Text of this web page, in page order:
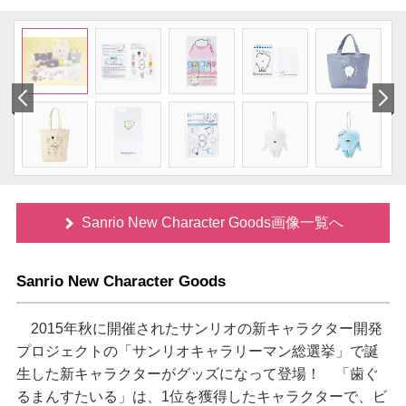
Sanrio New Character Goods画像一覧へ
Sanrio New Character Goods
2015年秋に開催されたサンリオの新キャラクター開発
プロジェクトの「サンリオキャラリーマン総選挙」で誕
生した新キャラクターがグッズになって登場！ 「歯ぐ
るまんすたいる」は、1位を獲得したキャラクターで、ビ